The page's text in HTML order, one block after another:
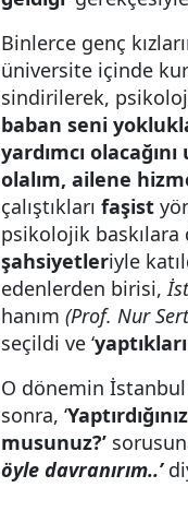
Binlerce genç
üniversite içinde
sindirilerek,
baban seni
yardımcı
olalım, ailene
çalıştıkları faşist
psikolojik baskılara
şahsiyetleriyle
edenlerden birisi,
hanım (Prof. Nur
seçildi ve ‘
O dönemin
sonra, ‘
musunuz?’
öyle davranırım..’